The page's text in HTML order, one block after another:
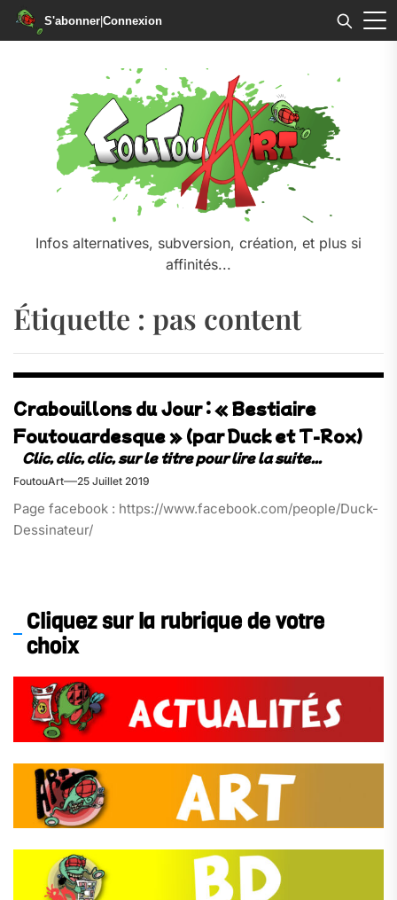
S'abonner|Connexion
Infos alternatives, subversion, création, et plus si
affinités...
Étiquette : pas content
Crabouillons du Jour : « Bestiaire
Foutouardesque » (par Duck et T-Rox)
FoutouArt 25 Juillet 2019
Page facebook : https://www.facebook.com/people/Duck-
Dessinateur/
Cliquez sur la rubrique de votre
choix